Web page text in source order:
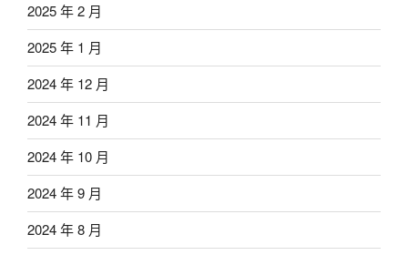
2025 年 2 月
2025 年 1 月
2024 年 12 月
2024 年 11 月
2024 年 10 月
2024 年 9 月
2024 年 8 月